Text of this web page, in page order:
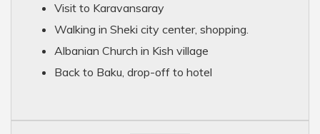
Visit to Karavansaray
Walking in Sheki city center, shopping.
Albanian Church in Kish village
Back to Baku, drop-off to hotel